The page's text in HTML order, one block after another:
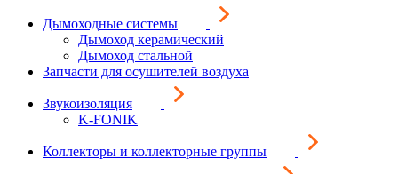
Дымоходные системы
Дымоход керамический
Дымоход стальной
Запчасти для осушителей воздуха
Звукоизоляция
K-FONIK
Коллекторы и коллекторные группы